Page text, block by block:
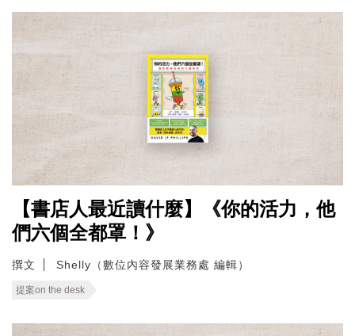
【書店人最近讀什麼】《你的活力，他
們六個全都罩！》
撰文 Shelly（數位內容發展業務處 編輯）
提案on the desk